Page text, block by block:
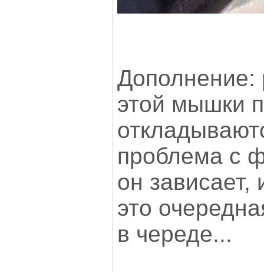
Дополнение:
этой мышки
проблема с
он зависает,
это
в череде...